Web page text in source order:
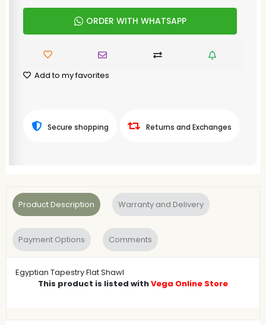
ORDER WITH WHATSAPP
Add to my favorites
Secure shopping Returns and Exchanges
Product Description Warranty and Delivery
Payment Options Comments
Egyptian Tapestry Flat Shawl
This product is listed withVega Online Store